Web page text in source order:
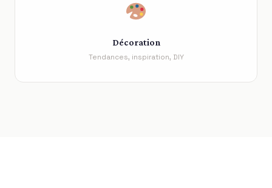
Décoration
Tendances, inspiration, DIY